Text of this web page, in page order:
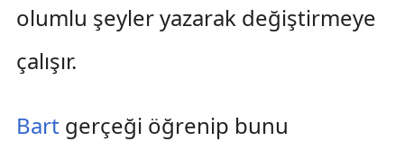
olumlu şeyler yazarak değiştirmeye
çalışır.
Bartgerçeği öğrenip bunu